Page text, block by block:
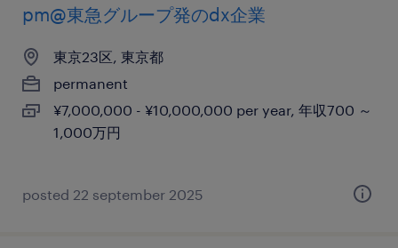
pm@東急グループ発のdx企業
東京23区, 東京都
permanent
¥7,000,000 - ¥10,000,000 per year, 年収700 ～
1,000万円
posted 22 september 2025